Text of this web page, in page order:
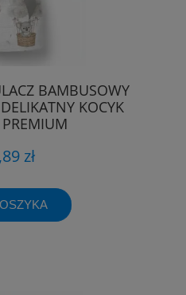
BAMBUSOWY
KOCYK
PREMIUM
zł